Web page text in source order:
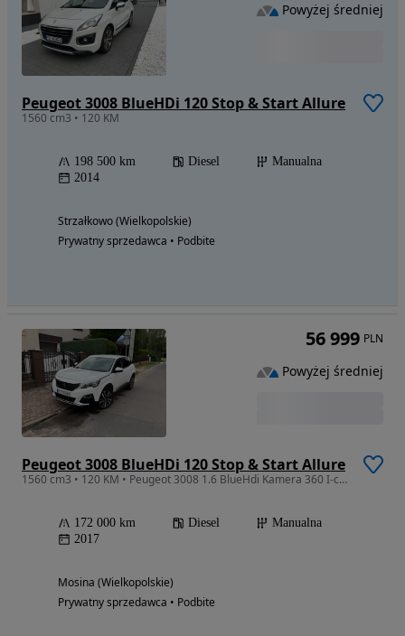
Peugeot 3008 BlueHDi 120 Stop & Start Allure
1560 cm3 • 120 KM
198 500 km Diesel
Manualna
2014
Strzałkowo (Wielkopolskie)
Prywatny sprzedawca • Podbite
Powyżej średniej
Peugeot 3008 BlueHDi 120 Stop & Start Allure
1560 cm3 • 120 KM • Peugeot 3008 1.6 BlueHdi Kamera 360 I-cockpit Manual!
172 000 km Diesel
Manualna
2017
Mosina (Wielkopolskie)
Prywatny sprzedawca • Podbite
56 999 PLN
Powyżej średniej